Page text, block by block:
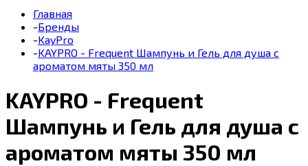
Главная
-Бренды
-KayPro
-KAYPRO - Frequent Шампунь и Гель для душа с
ароматом мяты 350 мл
KAYPRO - Frequent
Шампунь и Гель для душа с
ароматом мяты 350 мл